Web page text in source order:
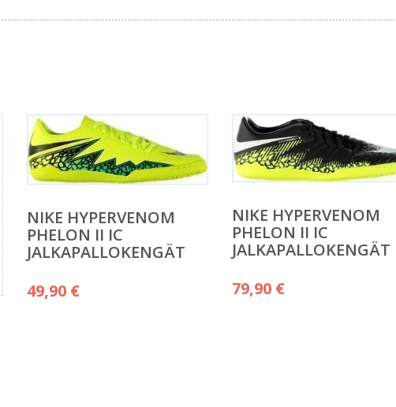
NIKE HYPERVENOM
PHELON II IC
JALKAPALLOKENGÄT
49,90 €
NIKE HYPERVENOM
PHELON II IC
JALKAPALLOKENGÄT
79,90 €